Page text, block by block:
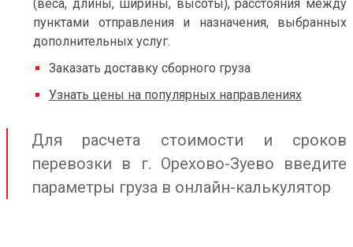
(веса, длины, ширины, высоты), расстояния между
пунктами отправления и назначения, выбранных
дополнительных услуг.
Заказать доставку сборного груза
Узнать цены на популярных направлениях
Для расчета стоимости и сроков
перевозки в г. Орехово-Зуево введите
параметры груза в онлайн-калькулятор